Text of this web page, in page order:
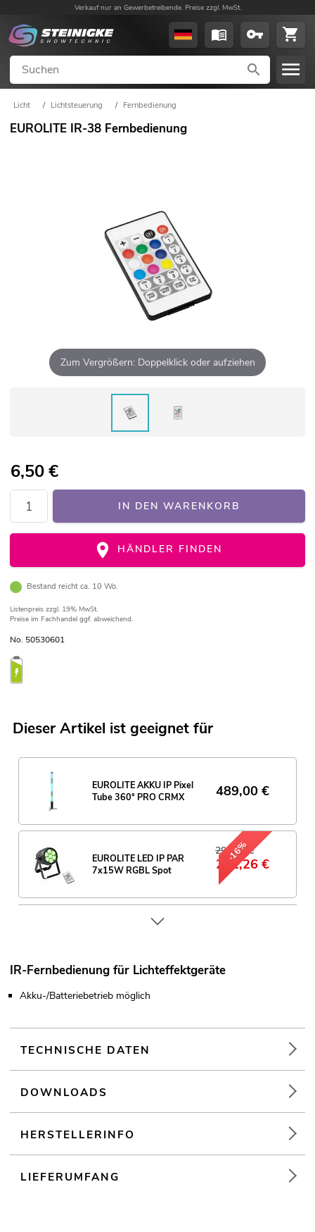
Verkauf nur an Gewerbetreibende. Preise zzgl. MwSt.
Licht / Lichtsteuerung / Fernbedienung
EUROLITE IR-38 Fernbedienung
Zum Vergrößern: Doppelklick oder aufziehen
6,50€
IN DEN WARENKORB
HÄNDLER FINDEN
Bestand reicht ca. 10 Wo.
Listenpreis zzgl. 19% MwSt.
Preise im Fachhandel ggf. abweichend.
No. 50530601
Dieser Artikel ist geeignet für
EUROLITE AKKU IP Pixel
Tube 360° PRO CRMX
489,00 €
-16%
EUROLITE LED IP PAR
7x15W RGBL Spot
299,00 €
251,26 €
IR-Fernbedienung für Lichteffektgeräte
Akku-/Batteriebetrieb möglich
TECHNISCHE DATEN
DOWNLOADS
HERSTELLERINFO
LIEFERUMFANG